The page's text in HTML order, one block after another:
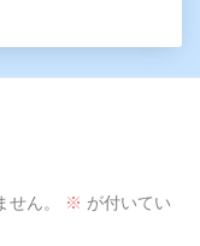
ん。 ※ が付いてい